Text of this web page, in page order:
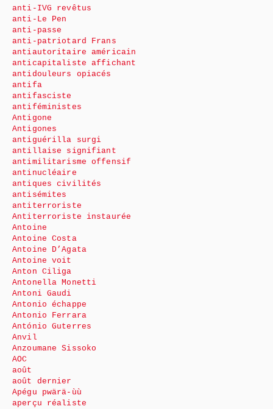
anti-IVG revêtus
anti-Le Pen
anti-passe
anti-patriotard Frans
antiautoritaire américain
anticapitaliste affichant
antidouleurs opiacés
antifa
antifasciste
antiféministes
Antigone
Antigones
antiguérilla surgi
antillaise signifiant
antimilitarisme offensif
antinucléaire
antiques civilités
antisémites
antiterroriste
Antiterroriste instaurée
Antoine
Antoine Costa
Antoine D’Agata
Antoine voit
Anton Ciliga
Antonella Monetti
Antoni Gaudi
Antonio échappe
Antonio Ferrara
António Guterres
Anvil
Anzoumane Sissoko
AOC
août
août dernier
Apégu pwärä-ùù
aperçu réaliste